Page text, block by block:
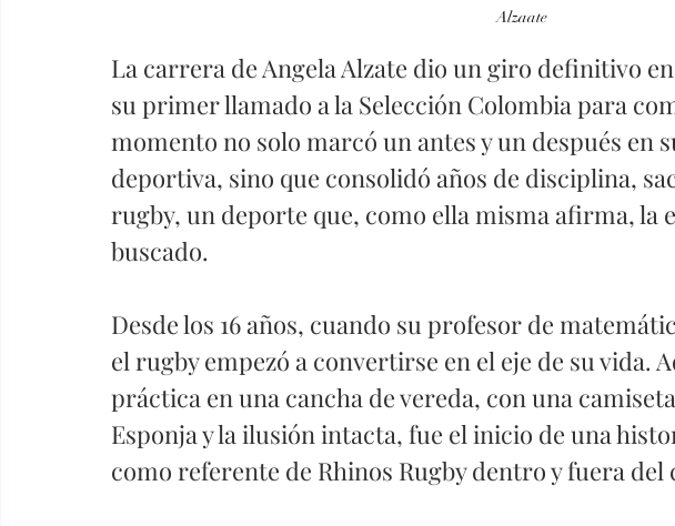
Alzaate
La carrera de Angela Alzate dio un giro definitivo
su primer llamado a la Selección Colombia para
momento no solo marcó un antes y un después en
deportiva, sino que consolidó años de disciplina,
rugby, un deporte que, como ella misma afirma, la
buscado.
Desde los 16 años, cuando su profesor de
el rugby empezó a convertirse en el eje de su vida.
práctica en una cancha de vereda, con una
Esponja y la ilusión intacta, fue el inicio de una
como referente de Rhinos Rugby dentro y fuera del